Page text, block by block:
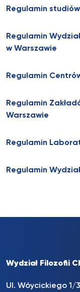
Regulamin studiów
Regulamin
w Warszawie
Regulamin
Regulamin
Warszawie
Regulamin
Regulamin
Wydział Filozofii
Ul. Wóycickiego 1/